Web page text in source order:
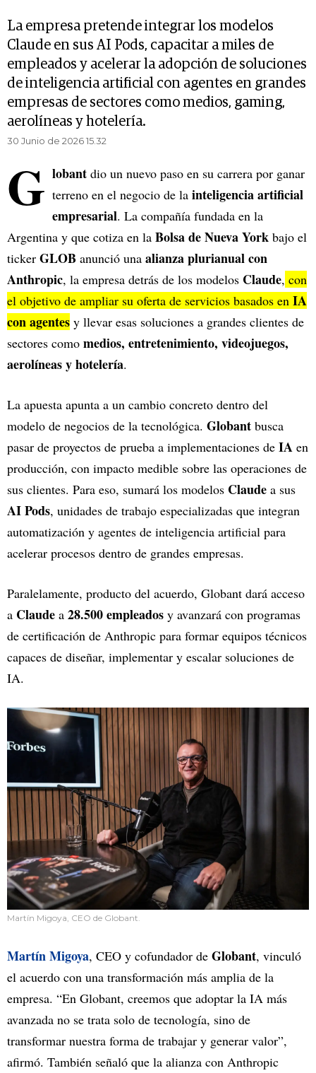
La empresa pretende integrar los modelos
Claude en sus AI Pods, capacitar a miles de
empleados y acelerar la adopción de soluciones
de inteligencia artificial con agentes en grandes
empresas de sectores como medios, gaming,
aerolíneas y hotelería.
30 Junio de 2026 15.32
G lobant dio un nuevo paso en su carrera por ganar
terreno en el negocio de la inteligencia artificial
empresarial. La compañía fundada en la
Argentina y que cotiza en la Bolsa de Nueva York bajo el
ticker GLOB anunció una alianza plurianual con
Anthropic, la empresa detrás de los modelos Claude, con
el objetivo de ampliar su oferta de servicios basados en IA
con agentes y llevar esas soluciones a grandes clientes de
sectores como medios, entretenimiento, videojuegos,
aerolíneas y hotelería.
La apuesta apunta a un cambio concreto dentro del
modelo de negocios de la tecnológica. Globant busca
pasar de proyectos de prueba a implementaciones de IA en
producción, con impacto medible sobre las operaciones de
sus clientes. Para eso, sumará los modelos Claude a sus
AI Pods, unidades de trabajo especializadas que integran
automatización y agentes de inteligencia artificial para
acelerar procesos dentro de grandes empresas.
Paralelamente, producto del acuerdo, Globant dará acceso
a Claude a 28.500 empleados y avanzará con programas
de certificación de Anthropic para formar equipos técnicos
capaces de diseñar, implementar y escalar soluciones de
IA.
Martín Migoya, CEO de Globant.
Martín Migoya, CEO y cofundador de Globant, vinculó
el acuerdo con una transformación más amplia de la
empresa. “En Globant, creemos que adoptar la IA más
avanzada no se trata solo de tecnología, sino de
transformar nuestra forma de trabajar y generar valor”,
afirmó. También señaló que la alianza con Anthropic